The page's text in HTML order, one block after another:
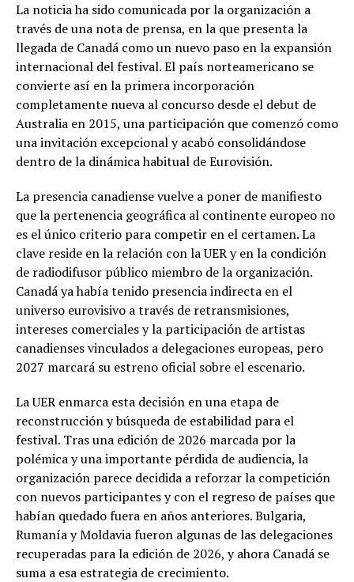
La noticia ha sido comunicada por la organización a
través de una nota de prensa, en la que presenta la
llegada de Canadá como un nuevo paso en la expansión
internacional del festival. El país norteamericano se
convierte así en la primera incorporación
completamente nueva al concurso desde el debut de
Australia en 2015, una participación que comenzó como
una invitación excepcional y acabó consolidándose
dentro de la dinámica habitual de Eurovisión.
La presencia canadiense vuelve a poner de manifiesto
que la pertenencia geográfica al continente europeo no
es el único criterio para competir en el certamen. La
clave reside en la relación con la UER y en la condición
de radiodifusor público miembro de la organización.
Canadá ya había tenido presencia indirecta en el
universo eurovisivo a través de retransmisiones,
intereses comerciales y la participación de artistas
canadienses vinculados a delegaciones europeas, pero
2027 marcará su estreno oficial sobre el escenario.
La UER enmarca esta decisión en una etapa de
reconstrucción y búsqueda de estabilidad para el
festival. Tras una edición de 2026 marcada por la
polémica y una importante pérdida de audiencia, la
organización parece decidida a reforzar la competición
con nuevos participantes y con el regreso de países que
habían quedado fuera en años anteriores. Bulgaria,
Rumanía y Moldavia fueron algunas de las delegaciones
recuperadas para la edición de 2026, y ahora Canadá se
suma a esa estrategia de crecimiento.